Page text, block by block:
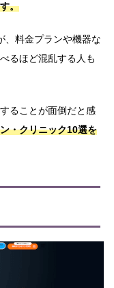
。
、料金プランや機器な
るほど混乱する人も
ることが面倒だと感
・クリニック10選を